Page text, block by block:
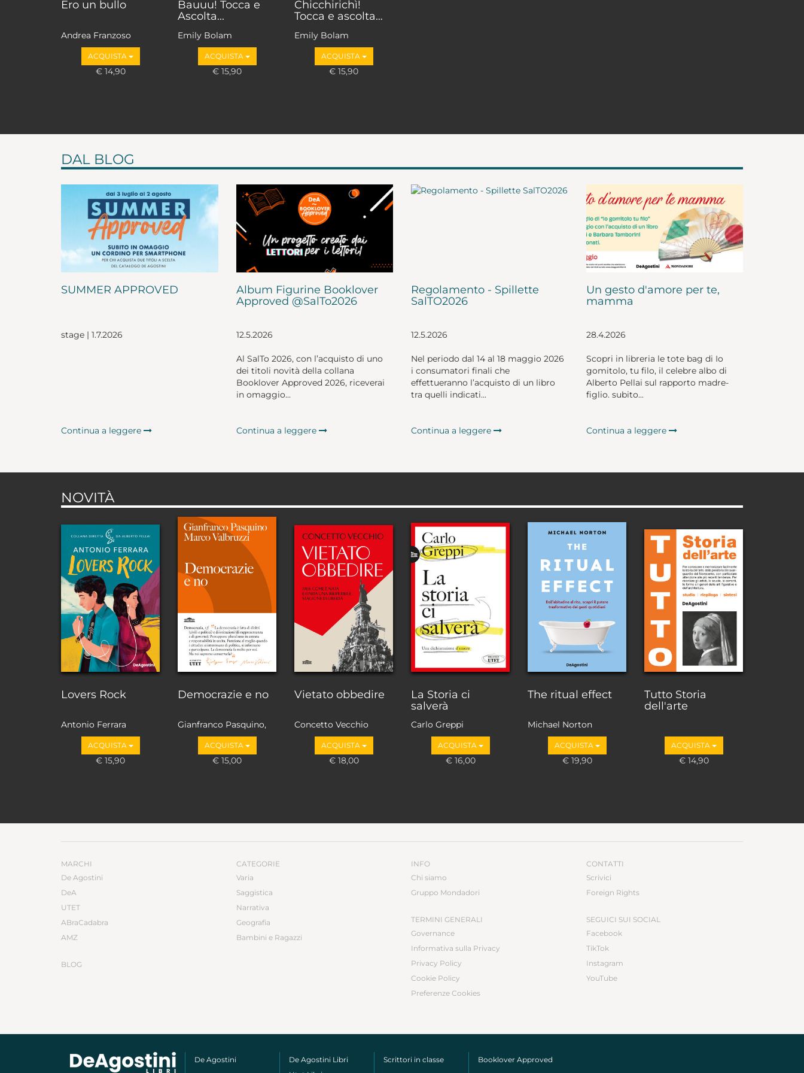
Ero un bullo
Andrea Franzoso
ACQUISTA
€ 14,90
Bauuu! Tocca e
Ascolta...
Emily Bolam
ACQUISTA
€ 15,90
Chicchirichì!
Tocca e ascolta…
Emily Bolam
ACQUISTA
€ 15,90
DAL BLOG
SUMMER APPROVED
stage | 1.7.2026
Continua a leggere
Album Figurine Booklover
Approved @SalTo2026
12.5.2026
Al SalTo 2026, con l’acquisto di uno
dei titoli novità della collana
Booklover Approved 2026, riceverai
in omaggio...
Continua a leggere
Regolamento - Spillette
SalTO2026
12.5.2026
Nel periodo dal 14 al 18 maggio 2026
i consumatori finali che
effettueranno l’acquisto di un libro
tra quelli indicati...
Continua a leggere
Un gesto d'amore per te,
mamma
28.4.2026
Scopri in libreria le tote bag di Io
gomitolo, tu filo, il celebre albo di
Alberto Pellai sul rapporto madre-
figlio. subito...
Continua a leggere
NOVITÀ
Lovers Rock
Antonio Ferrara
ACQUISTA
€ 15,90
Democrazie e no
Gianfranco Pasquino,
Marco Valbruzzi
ACQUISTA
€ 15,00
Vietato obbedire
Concetto Vecchio
ACQUISTA
€ 18,00
La Storia ci
salverà
Carlo Greppi
ACQUISTA
€ 16,00
The ritual effect
Michael Norton
ACQUISTA
€ 19,90
Tutto Storia
dell'arte
ACQUISTA
€ 14,90
MARCHI
De Agostini
DeA
UTET
ABraCadabra
AMZ
BLOG
CATEGORIE
Varia
Saggistica
Narrativa
Geografia
Bambini e Ragazzi
INFO
Chi siamo
Gruppo Mondadori
TERMINI GENERALI
Governance
Informativa sulla Privacy
Privacy Policy
Cookie Policy
Preferenze Cookies
CONTATTI
Scrivici
Foreign Rights
SEGUICI SUI SOCIAL
Facebook
TikTok
Instagram
YouTube
De Agostini
De Agostini Libri
Scrittori in classe Booklover Approved